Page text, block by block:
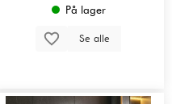
På lager
Se alle